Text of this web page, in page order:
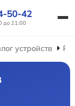
50-42
до 21:00
устройств